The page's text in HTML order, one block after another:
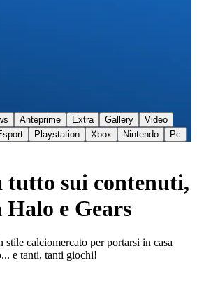
Anteprime Extra Gallery
Video
Playstation Xbox Nintendo Pc
tutto sui contenuti,
e Gears
stile calciomercato per portarsi in casa
e tanti, tanti giochi!